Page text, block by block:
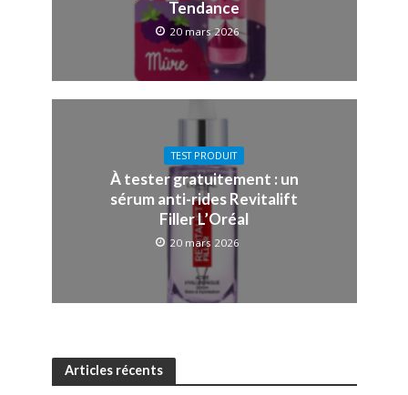
Tendance
20 mars 2026
TEST PRODUIT
À tester gratuitement : un
sérum anti-rides Revitalift
Filler L’Oréal
20 mars 2026
Articles récents